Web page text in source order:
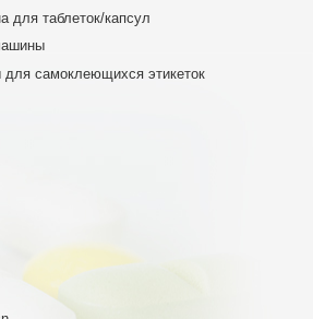
для таблеток/капсул
самоклеющихся этикеток